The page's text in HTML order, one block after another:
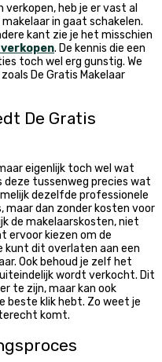
heb je er vast al
in gaat schakelen.
kant zie je het misschien
. De kennis die een
toch wel erg gunstig. We
De Gratis Makelaar
De Gratis
eigenlijk toch wel wat
deze tussenweg precies wat
dezelfde professionele
maar dan zonder kosten voor
de makelaarskosten, niet
ervoor kiezen om de
kunt dit overlaten aan een
Ook behoud je zelf het
wordt verkocht. Dit
te zijn, maar kan ook
beste klik hebt. Zo weet je
komt.